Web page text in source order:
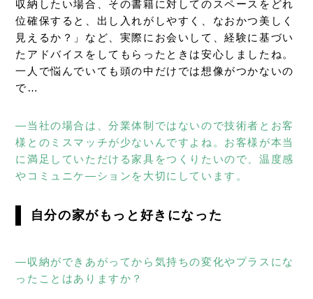
収納したい場合、その書籍に対してのスペースをどれ
位確保すると、出し入れがしやすく、なおかつ美しく
見えるか？」など、実際にお会いして、経験に基づい
たアドバイスをしてもらったときは安心しましたね。
一人で悩んでいても頭の中だけでは想像がつかないの
で…
―当社の場合は、分業体制ではないので技術者とお客
様とのミスマッチが少ないんですよね。お客様が本当
に満足していただける家具をつくりたいので、温度感
やコミュニケ―ションを大切にしています。
自分の家がもっと好きになった
―収納ができあがってから気持ちの変化やプラスにな
ったことはありますか？